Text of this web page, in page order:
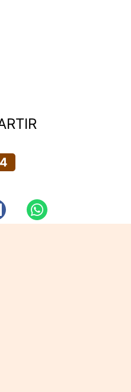
4